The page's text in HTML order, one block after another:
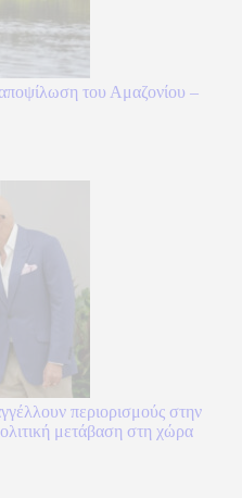
του Αμαζονίου –
περιορισμούς στην
μετάβαση στη χώρα